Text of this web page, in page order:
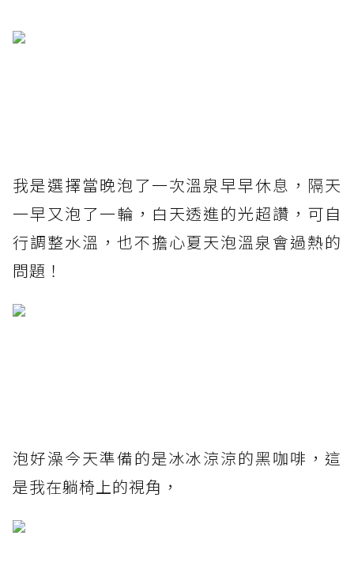
我是選擇當晚泡了一次溫泉早早休息，隔天
一早又泡了一輪，白天透進的光超讚，可自
行調整水溫，也不擔心夏天泡溫泉會過熱的
問題！
泡好澡今天準備的是冰冰涼涼的黑咖啡，這
是我在躺椅上的視角，